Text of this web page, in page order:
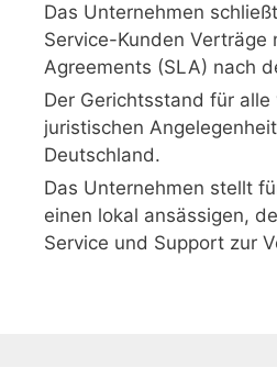
Das Unternehmen
Service-Kunden Verträge
Agreements (SLA) nach
Der Gerichtsstand für
juristischen
Deutschland.
Das Unternehmen stellt
einen lokal ansässigen,
Service und Support zur